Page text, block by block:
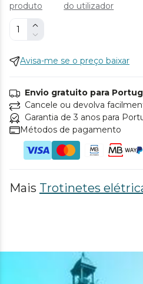
produto
do utilizador
Avisa-me se o preço baixar
Envio gratuito para
Cancele ou devolva
Garantia de 3 anos para
Métodos de pagamento
Mais Trotinetes